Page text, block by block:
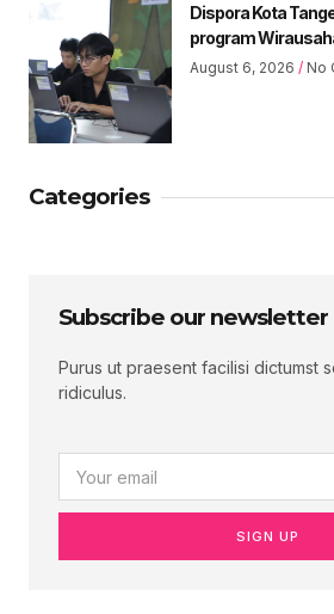
Dispora Kota
program
August 6, 2026 No
Categories
Subscribe our newsletter
Purus ut praesent facilisi dictumst
ridiculus.
SIGN UP